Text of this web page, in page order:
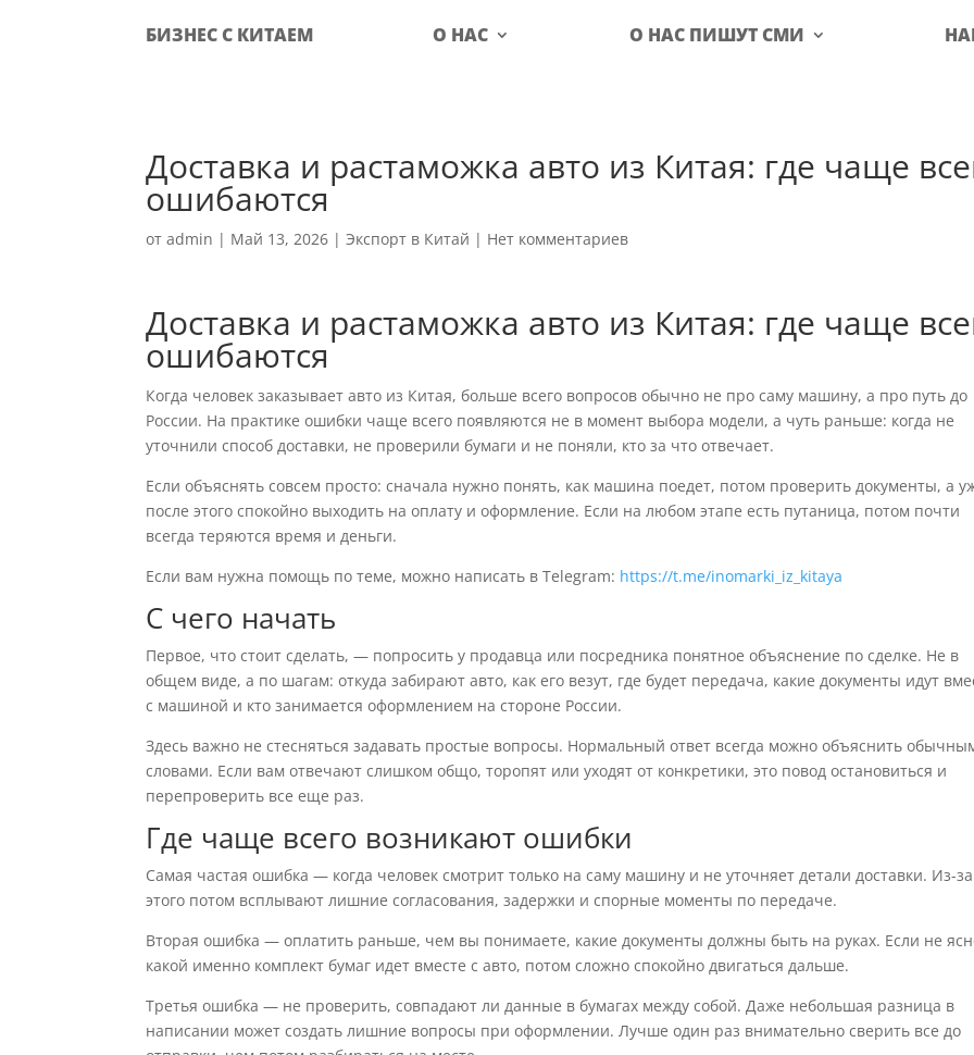
БИЗНЕС С КИТАЕМ О НАС О НАС ПИШУТ СМИ
Доставка и растаможка авто из Китая: где чаще
ошибаются
отadmin | Май 13, 2026 |Экспорт в Китай | Нет комментариев
Доставка и растаможка авто из Китая: где чаще
ошибаются
Когда человек заказывает авто из Китая, больше всего вопросов обычно не про саму машину, а про путь до
России. На практике ошибки чаще всего появляются не в момент выбора модели, а чуть раньше: когда не
уточнили способ доставки, не проверили бумаги и не поняли, кто за что отвечает.
Если объяснять совсем просто: сначала нужно понять, как машина поедет, потом проверить документы, а
после этого спокойно выходить на оплату и оформление. Если на любом этапе есть путаница, потом почти
всегда теряются время и деньги.
Если вам нужна помощь по теме, можно написать в Telegram: https://t.me/inomarki_iz_kitaya
С чего начать
Первое, что стоит сделать, — попросить у продавца или посредника понятное объяснение по сделке. Не в
общем виде, а по шагам: откуда забирают авто, как его везут, где будет передача, какие документы идут
с машиной и кто занимается оформлением на стороне России.
Здесь важно не стесняться задавать простые вопросы. Нормальный ответ всегда можно объяснить
словами. Если вам отвечают слишком общо, торопят или уходят от конкретики, это повод остановиться и
перепроверить все еще раз.
Где чаще всего возникают ошибки
Самая частая ошибка — когда человек смотрит только на саму машину и не уточняет детали доставки. Из-за
этого потом всплывают лишние согласования, задержки и спорные моменты по передаче.
Вторая ошибка — оплатить раньше, чем вы понимаете, какие документы должны быть на руках. Если не
какой именно комплект бумаг идет вместе с авто, потом сложно спокойно двигаться дальше.
Третья ошибка — не проверить, совпадают ли данные в бумагах между собой. Даже небольшая разница в
написании может создать лишние вопросы при оформлении. Лучше один раз внимательно сверить все до